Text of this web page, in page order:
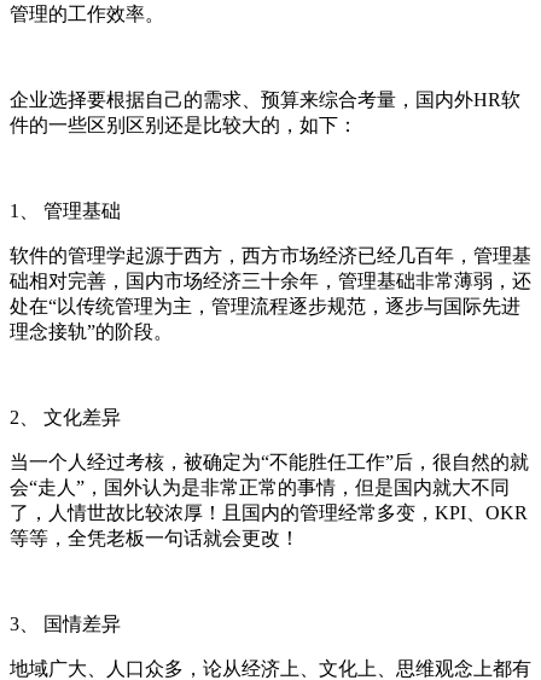
管理的工作效率。
企业选择要根据自己的需求、预算来综合考量， 国内外HR软
件的一些区别区别还是比较大的，如下：
1、 管理基础
软件的管理学起源于西方，西方市场经济已经几百年，管理基
础相对完善，国内市场经济三十余年，管理基础非常薄弱，还
处在“以传统管理为主，管理流程逐步规范，逐步与国际先进
理念接轨”的阶段。
2 、 文化差异
当一个人经过考核，被确定为“不能胜任工作”后，很自然的就
会“走人”， 国外认为是非常正常的事情，但是国内就大不同
了，人情世故比较浓厚！且国内的管理经常多变， KPI
OKR
等等，全凭老板一句话就会更改！
3 、 国情差异
地域广大、人口众多，论从经济上、文化上、思维观念上都有